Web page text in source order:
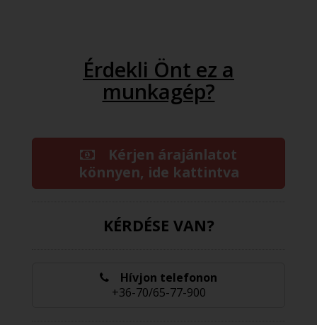
Érdekli Önt ez a
munkagép?
Kérjen árajánlatot
könnyen, ide kattintva
KÉRDÉSE VAN?
Hívjon telefonon
+36-70/65-77-900